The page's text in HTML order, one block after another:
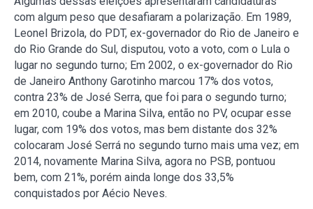
com algum peso que desafiaram a polarização. Em 1989,
Leonel Brizola, do PDT, ex-governador do Rio de Janeiro e
do Rio Grande do Sul, disputou, voto a voto, com o Lula o
lugar no segundo turno; Em 2002, o ex-governador do Rio
de Janeiro Anthony Garotinho marcou 17% dos votos,
contra 23% de José Serra, que foi para o segundo turno;
em 2010, coube a Marina Silva, então no PV, ocupar esse
lugar, com 19% dos votos, mas bem distante dos 32%
colocaram José Serrá no segundo turno mais uma vez; em
2014, novamente Marina Silva, agora no PSB, pontuou
bem, com 21%, porém ainda longe dos 33,5%
conquistados por Aécio Neves.